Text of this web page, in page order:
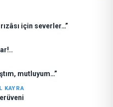
için severler…”
mutluyum…”
KAYRA